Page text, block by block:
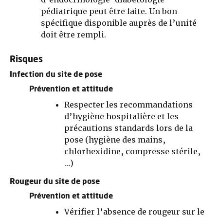
pédiatrique peut être faite. Un bon
spécifique disponible auprès de l’unité
doit être rempli.
Risques
Infection du site de pose
Prévention et attitude
Respecter les recommandations
d’hygiène hospitalière et les
précautions standards lors de la
pose (hygiène des mains,
chlorhexidine, compresse stérile,
…)
Rougeur du site de pose
Prévention et attitude
Vérifier l’absence de rougeur sur le